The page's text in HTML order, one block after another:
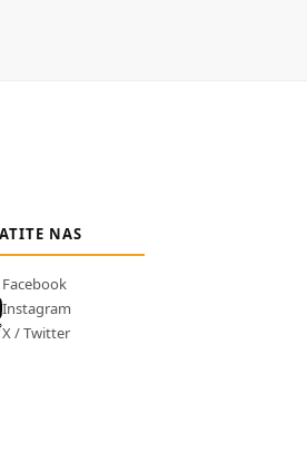
NAS
Facebook
Instagram
X / Twitter